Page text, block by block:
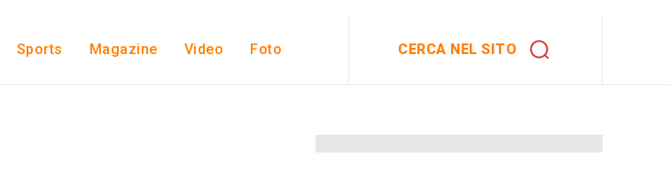
Sports Magazine Video Foto CERCA NEL SITO